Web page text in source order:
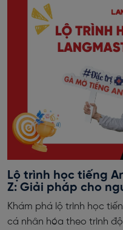
Lộ trình học tiếng
Z: Giải pháp cho
Khám phá lộ trình học
cá nhân hóa theo trình